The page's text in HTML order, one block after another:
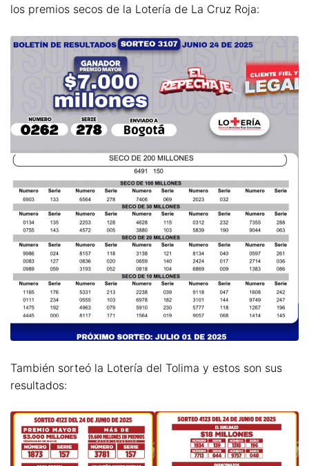
los premios secos de la Lotería de La Cruz Roja:
También sorteó la Lotería del Tolima y estos son sus
resultados: